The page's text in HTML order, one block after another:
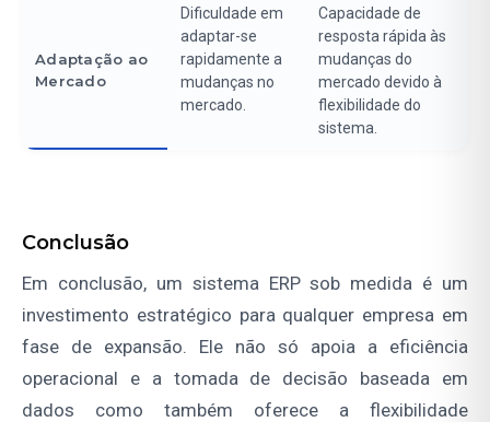
Adaptação ao
Mercado
Dificuldade em
adaptar-se
rapidamente a
mudanças no
mercado.
Capacidade de
resposta rápida às
mudanças do
mercado devido à
flexibilidade do
sistema.
Conclusão
Em conclusão, um sistema ERP sob medida é um
investimento estratégico para qualquer empresa em
fase de expansão. Ele não só apoia a eficiência
operacional e a tomada de decisão baseada em
dados como também oferece a flexibilidade